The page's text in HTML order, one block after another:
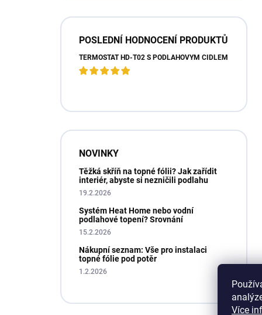
Více
POSLEDNÍ HODNOCENÍ PRODUKTŮ
TERMOSTAT HD-T02 S PODLAHOVÝM ČIDLEM
NOVINKY
Těžká skříň na topné fólii? Jak zařídit
interiér, abyste si nezničili podlahu
19.2.2026
Systém Heat Home nebo vodní
podlahové topení? Srovnání
15.2.2026
Nákupní seznam: Vše pro instalaci
topné fólie pod potěr
1.2.2026